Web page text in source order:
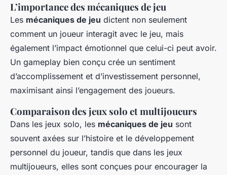
L’importance des mécaniques de jeu
Les mécaniques de jeu dictent non seulement
comment un joueur interagit avec le jeu, mais
également l’impact émotionnel que celui-ci peut avoir.
Un gameplay bien conçu crée un sentiment
d’accomplissement et d’investissement personnel,
maximisant ainsi l’engagement des joueurs.
Comparaison des jeux solo et multijoueurs
Dans les jeux solo, les mécaniques de jeu sont
souvent axées sur l’histoire et le développement
personnel du joueur, tandis que dans les jeux
multijoueurs, elles sont conçues pour encourager la